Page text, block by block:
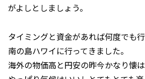
がよしとしましょう。
タイミングと資金があれば何度でも
南の島ハワイに行ってきました。
海外の物価高と円安の昨今かなり懐は